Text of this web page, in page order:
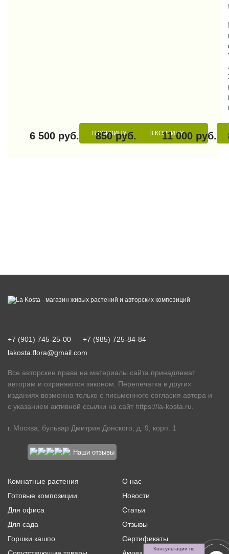
6 500 руб. В КОРЗИНУ
850 руб. В КОРЗИНУ
11 000 руб.
+7 (901) 745-25-00
+7 (985) 725-84-84
lakosta.flora@gmail.com
Все авторские права на материалы сайта принадлежат
авторам и охраняются законом. Перепечатка в других
изданиях возможна только с письменного согласия автора и
с указанием активной ссылки на сайт https://la-kosta.ru
г. Москва, бульвар Дмитрия Донского, д. 9, корп. 1
Наши отзывы
Комнатные растения
Готовые композиции
Для офиса
Для сада
Горшки кашпо
О нас
Новости
Статьи
Отзывы
Сертификаты
Консультации по